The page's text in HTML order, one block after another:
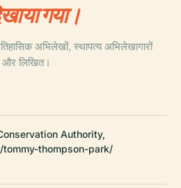
गया।
अभिलेखों, स्थापत्य अभिलेखागारों
और लिखित।
Authority,
thompson-park/